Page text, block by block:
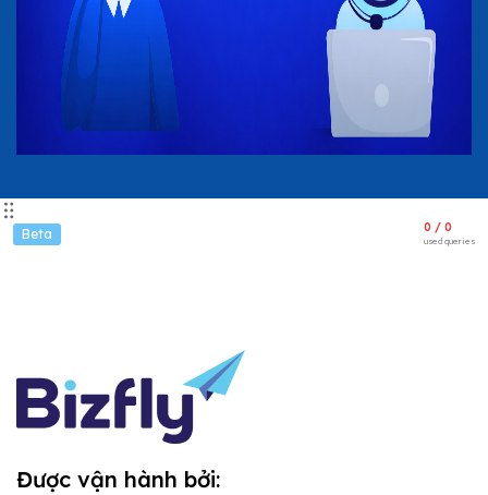
Beta 0 / 0
used queries
Được vận hành bởi: